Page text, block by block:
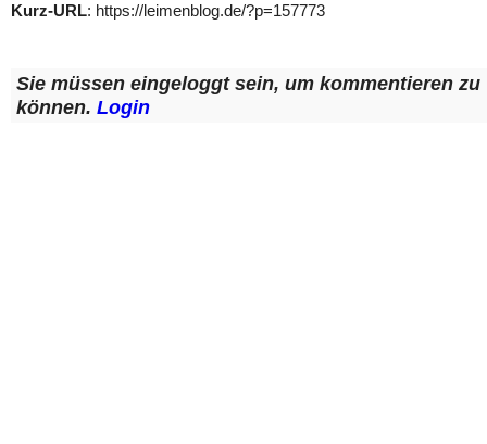
Kurz-URL: https://leimenblog.de/?p=157773
Sie müssen eingeloggt sein, um kommentieren zu
können. Login